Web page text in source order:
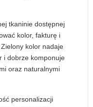
tkaninie dostępnej
kolor, fakturę i
kolor nadaje
i dobrze komponuje
oraz naturalnymi
personalizacji